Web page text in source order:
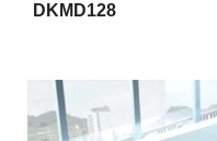
DKMD128